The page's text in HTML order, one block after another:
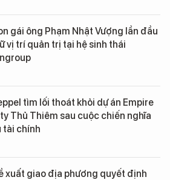
gái ông Phạm Nhật Vượng lần đầu
vị trí quản trị tại hệ sinh thái
tìm lối thoát khỏi dự án Empire
Thủ Thiêm sau cuộc chiến nghĩa
tài chính
xuất giao địa phương quyết định